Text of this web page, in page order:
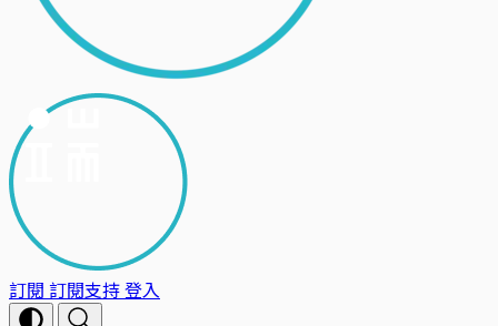
訂閱 訂閱支持登入